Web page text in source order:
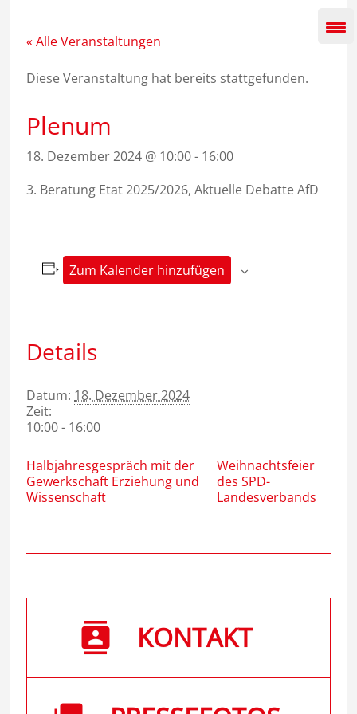
springen« Alle Veranstaltungen
Diese Veranstaltung hat bereits stattgefunden.
Plenum
18. Dezember 2024 @ 10:00- 16:00
3. Beratung Etat 2025/2026, Aktuelle Debatte AfD
Zum Kalender hinzufügen
Details
Datum: 18. Dezember 2024
Zeit:
10:00 - 16:00
Halbjahresgespräch mit der
Gewerkschaft Erziehung und
Wissenschaft
Weihnachtsfeier
des SPD-
Landesverbands
KONTAKT